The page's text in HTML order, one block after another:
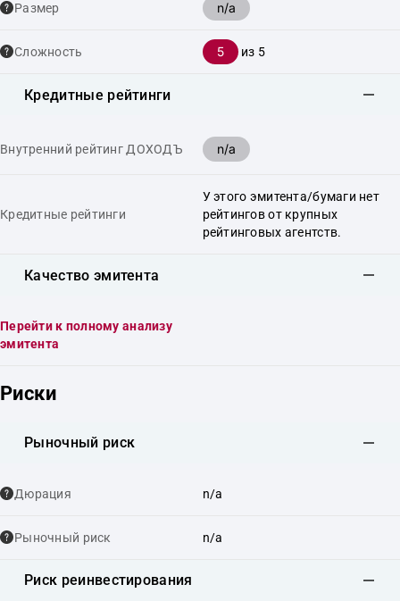
Размер n/a
Сложность 5 из 5
Кредитные рейтинги
Внутренний рейтинг ДОХОДЪ n/a
Кредитные рейтинги
У этого эмитента/бумаги нет
рейтингов от крупных
рейтинговых агентств.
Качество эмитента
Перейти к полному анализу
эмитента
Риски
Рыночный риск
Дюрация n/a
Рыночный риск n/a
Риск реинвестирования